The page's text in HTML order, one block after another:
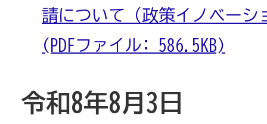
請について（政策イノベー
(PDFファイル: 586.5KB)
令和8年8月3日